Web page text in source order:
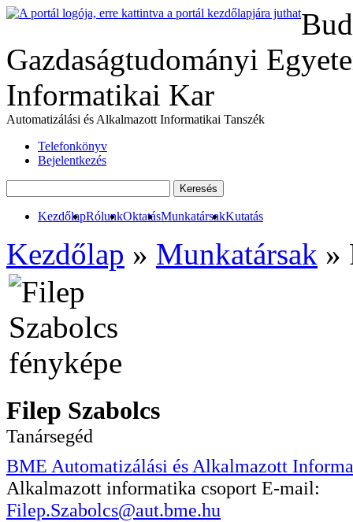
Gazdaságtudományi
Informatikai Kar
Automatizálási és Alkalmazott Informatikai Tanszék
Telefonkönyv
Bejelentkezés
KezdőlapRólunkOktatásMunkatársakKutatás
Kezdőlap » Munkatársak »
Filep Szabolcs
Tanársegéd
BME Automatizálási és Alkalmazott
Alkalmazott informatika csoport E-mail:
Filep.Szabolcs@aut.bme.hu